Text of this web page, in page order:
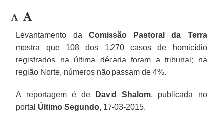
Levantamento da Comissão Pastoral da Terra
mostra que 108 dos 1.270 casos de homicídio
registrados na última década foram a tribunal; na
região Norte, números não passam de 4%.
A reportagem é de David Shalom, publicada no
portal Último Segundo, 17-03-2015.